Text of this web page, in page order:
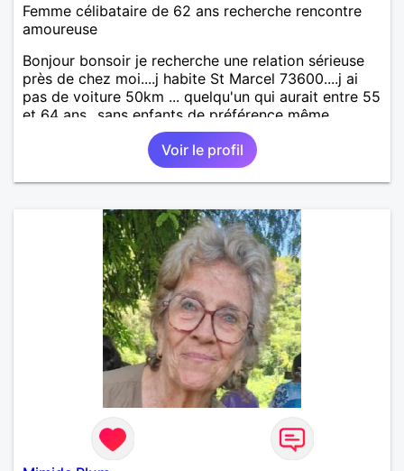
Femme célibataire de 62 ans recherche rencontre
amoureuse
Bonjour bonsoir je recherche une relation sérieuse
près de chez moi....j habite St Marcel 73600....j ai
pas de voiture 50km ... quelqu'un qui aurait entre 55
et 64 ans...sans enfants de préférence même
adultes et qui n aurait garder aucun contact avec
une où plusieurs ex...si vous correspondez à ma
recherche ecrivez moi je vous répondrai...
Voir le profil